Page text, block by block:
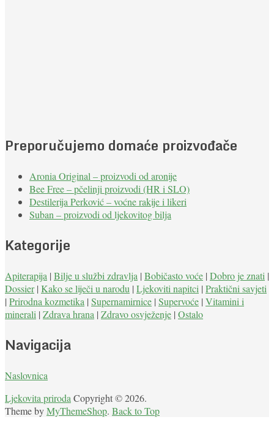
Preporučujemo domaće proizvođače
Aronia Original – proizvodi od aronije
Bee Free – pčelinji proizvodi (HR i SLO)
Destilerija Perković – voćne rakije i likeri
Suban – proizvodi od ljekovitog bilja
Kategorije
Apiterapija | Bilje u službi zdravlja | Bobičasto voće | Dobro je znati |
Dossier| Kako se liječi u narodu | Ljekoviti napitci | Praktični savjeti
| Prirodna kozmetika | Supernamirnice | Supervoće | Vitamini i
minerali | Zdrava hrana | Zdravo osvježenje | Ostalo
Navigacija
Naslovnica
Ljekovita priroda Copyright © 2026.
Theme byMyThemeShop. Back to Top